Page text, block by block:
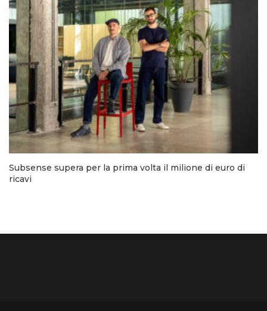
Subsense supera per la prima volta il milione di euro di
ricavi